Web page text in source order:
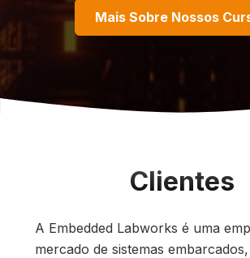
Mais Sobre Nossos
Clientes
A Embedded Labworks é uma
mercado de sistemas